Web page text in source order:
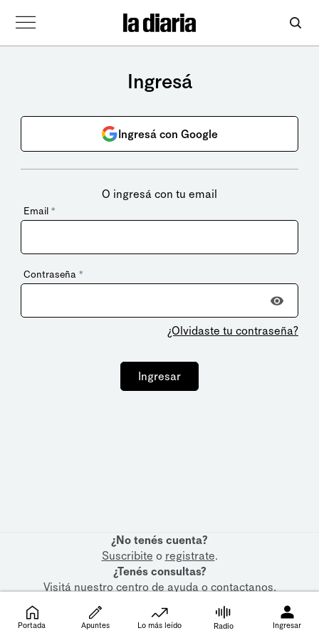
Ingresá
Ingresá con Google
O ingresá con tu email
Email *
Contraseña *
¿Olvidaste tu contraseña?
Ingresar
¿No tenés cuenta?
Suscribite o registrate.
¿Tenés consultas?
Visitá nuestrocentro de ayudaocontactanos.
Portada Apuntes Lo más leído Radio Ingresar